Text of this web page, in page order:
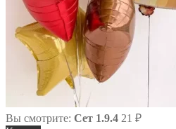
Вы смотрите: Сет 1.9.4 21 ₽